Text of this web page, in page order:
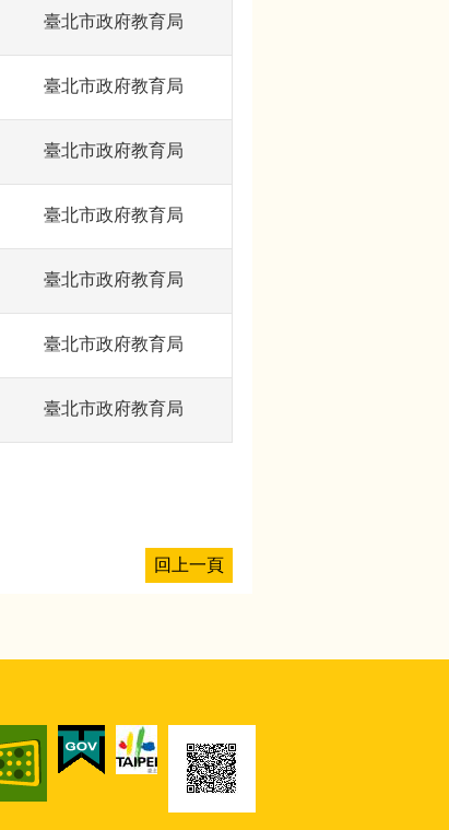
臺北市政府教育局
臺北市政府教育局
臺北市政府教育局
臺北市政府教育局
臺北市政府教育局
臺北市政府教育局
臺北市政府教育局
回上一頁